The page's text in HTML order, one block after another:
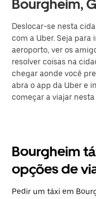
Bourgheim,
Deslocar-se nesta
com a Uber. Seja para
aeroporto, ver os
resolver coisas na
chegar aonde você
abra o app da Uber e
começar a viajar
Bourgheim
opções de
Pedir um táxi em